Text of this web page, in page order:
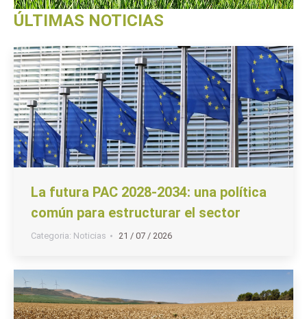
ÚLTIMAS NOTICIAS
La futura PAC 2028-2034: una política
común para estructurar el sector
Categoria: Noticias 21 / 07 / 2026